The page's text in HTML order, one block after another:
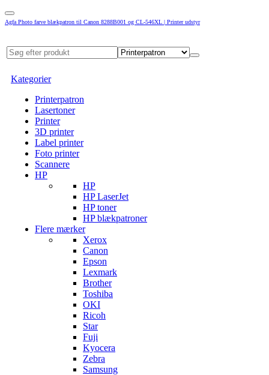
Agfa Photo farve blækpatron til Canon 8288B001 og CL-546XL | Printer udstyr
Kategorier
Printerpatron
Lasertoner
Printer
3D printer
Label printer
Foto printer
Scannere
HP
HP
HP LaserJet
HP toner
HP blækpatroner
Flere mærker
Xerox
Canon
Epson
Lexmark
Brother
Toshiba
OKI
Ricoh
Star
Fuji
Kyocera
Zebra
Samsung